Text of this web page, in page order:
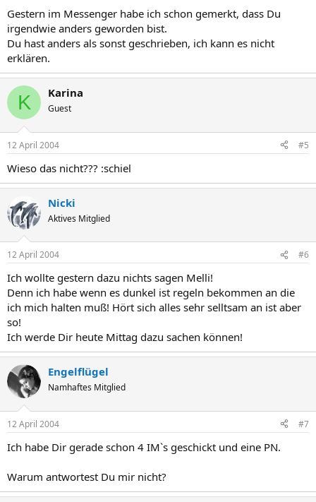
Gestern im Messenger habe ich schon gemerkt, dass Du
irgendwie anders geworden bist.
Du hast anders als sonst geschrieben, ich kann es nicht
erklären.
K Karina
Guest
12 April 2004 #5
Wieso das nicht??? :schiel
Nicki
Aktives Mitglied
12 April 2004 #6
Ich wollte gestern dazu nichts sagen Melli!
Denn ich habe wenn es dunkel ist regeln bekommen an die
ich mich halten muß! Hört sich alles sehr selltsam an ist aber
so!
Ich werde Dir heute Mittag dazu sachen können!
Engelflügel
Namhaftes Mitglied
12 April 2004 #7
Ich habe Dir gerade schon 4 IM`s geschickt und eine PN.
Warum antwortest Du mir nicht?